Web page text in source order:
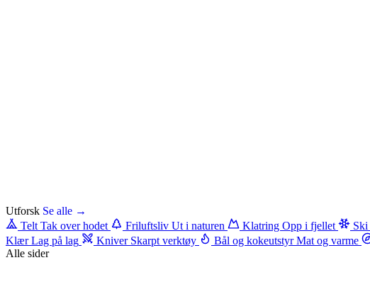
Utforsk Se alle →
Telt Tak over hodet Friluftsliv Ut i naturen Klatring Opp i fjellet Ski
KlærLag på lag Kniver Skarpt verktøy Bål og kokeutstyrMat og varme
Alle sider